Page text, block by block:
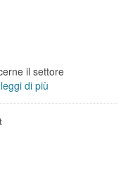
il settore
leggi di più